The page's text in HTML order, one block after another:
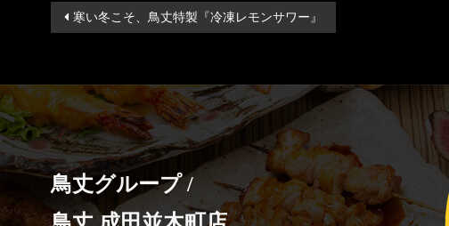
投
稿
ビ
ゲ
ー
シ
ョ
ン
寒い冬こそ、鳥丈特製『冷凍レモンサワー』
鳥丈グループ /